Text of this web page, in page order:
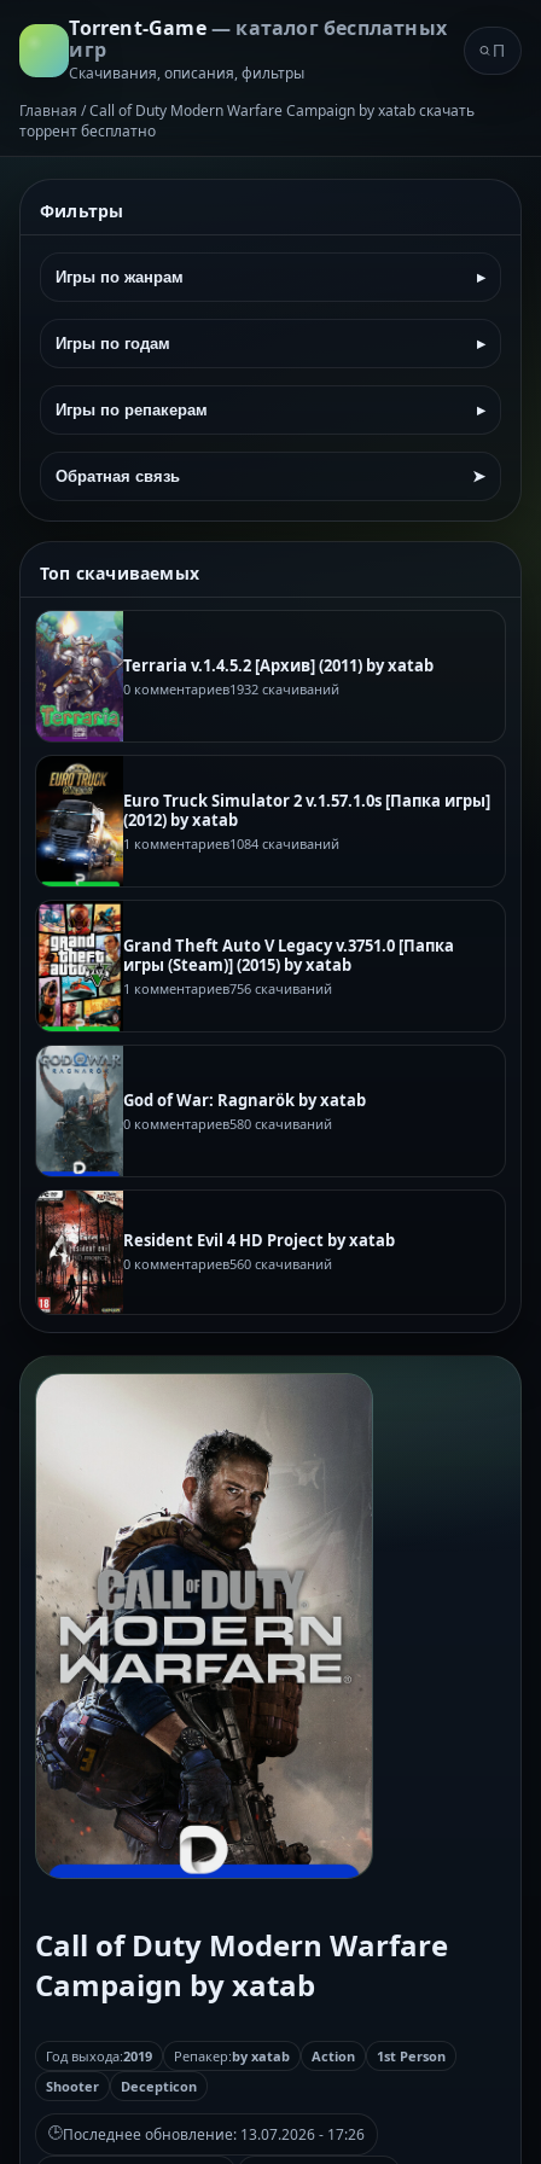
Torrent-Game— каталог бесплатных
игр
Скачивания, описания, фильтры
Главная /Call of Duty Modern Warfare Campaign by xatab скачать
торрент бесплатно
Фильтры
Игры по жанрам ▸
Игры по годам ▸
Игры по репакерам ▸
Обратная связь ➤
Топ скачиваемых
Terraria v.1.4.5.2 [Архив] (2011) by xatab
0 комментариев1932 скачиваний
Euro Truck Simulator 2 v.1.57.1.0s [Папка игры]
(2012) by xatab
1 комментариев1084 скачиваний
Grand Theft Auto V Legacy v.3751.0 [Папка
игры (Steam)] (2015) by xatab
1 комментариев756 скачиваний
God of War: Ragnarök by xatab
0 комментариев580 скачиваний
Resident Evil 4 HD Project by xatab
0 комментариев560 скачиваний
Call of Duty Modern Warfare
Campaign by xatab
Год выхода:2019 Репакер:by xatab Action
1st Person
Shooter
Decepticon
🕒Последнее обновление: 13.07.2026 - 17:26